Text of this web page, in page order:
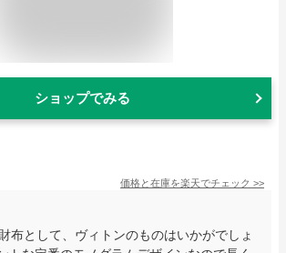
ショップでみる
価格と在庫を楽天でチェック >>
布として、ヴィトンのものはいかがでしょ